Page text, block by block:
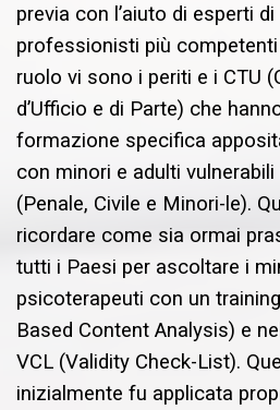
previa con l’aiuto di esperti
professionisti più
ruolo vi sono i periti e i CTU
d’Ufficio e di Parte) che
formazione specifica
con minori e adulti vulnerabili
(Penale, Civile e Minori-le).
ricordare come sia ormai
tutti i Paesi per ascoltare i
psicoterapeuti con un
Based Content Analysis) e
VCL (Validity Check-List).
inizialmente fu applicata